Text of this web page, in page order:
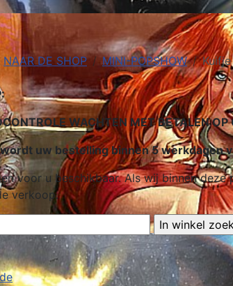
NAAR DE SHOP MINI-POPSHOW
WACHTEN MET BETALEN
uw bestelling binnen 5 werkdagen
voor u beschikbaar. Als wij binnen
verkoop.